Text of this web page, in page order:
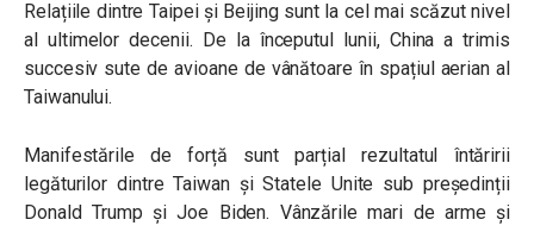
Relațiile dintre Taipei și Beijing sunt la cel mai scăzut nivel
al ultimelor decenii. De la începutul lunii, China a trimis
succesiv sute de avioane de vânătoare în spațiul aerian al
Taiwanului.
Manifestările de forță sunt parțial rezultatul întăririi
legăturilor dintre Taiwan și Statele Unite sub președinții
Donald Trump și Joe Biden. Vânzările mari de arme și